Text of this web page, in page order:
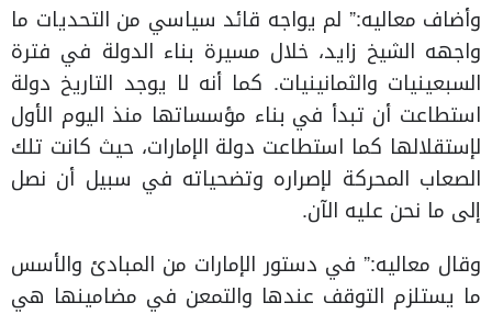
وأضاف معاليه:” لم يواجه قائد سياسي من التحديات ما
واجهه الشيخ زايد، خلال مسيرة بناء الدولة في فترة
السبعينيات والثمانينيات. كما أنه لا يوجد التاريخ دولة
استطاعت أن تبدأ في بناء مؤسساتھا منذ اليوم الأول
لإستقلالھا كما استطاعت دولة الإمارات، حيث كانت تلك
الصعاب المحركة لإصراره وتضحياته في سبيل أن نصل
إلى ما نحن عليه الآن.
وقال معاليه:” في دستور الإمارات من المبادئ والأسس
ما يستلزم التوقف عندها والتمعن في مضامينها هي